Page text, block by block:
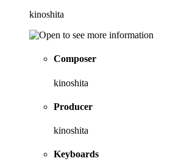
kinoshita
Composer
kinoshita
Producer
kinoshita
Keyboards